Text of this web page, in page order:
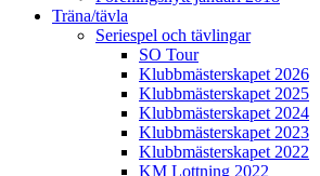
Träna/tävla
Seriespel och tävlingar
SO Tour
Klubbmästerskapet 2026
Klubbmästerskapet 2025
Klubbmästerskapet 2024
Klubbmästerskapet 2023
Klubbmästerskapet 2022
KM Lottning 2022